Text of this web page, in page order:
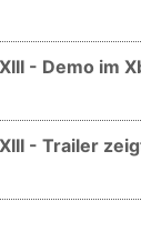
- Demo im
- Trailer